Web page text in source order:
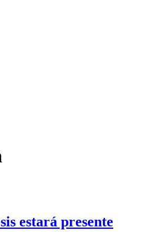
estará presente